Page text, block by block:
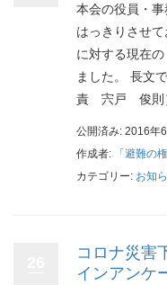
本会の役員・
はっきりさせ
に対する現在
ました。 長文
責 宍戸 俊則
公開済み: 2016年
作成者:
「避難の
カテゴリー: お知
コロナ災害
インアンケ